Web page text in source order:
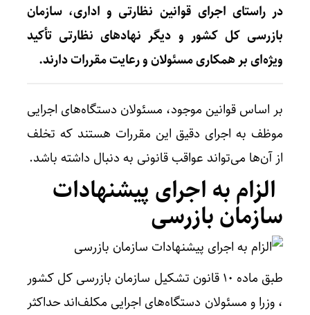
در راستای اجرای قوانین نظارتی و اداری، سازمان
بازرسی کل کشور و دیگر نهادهای نظارتی تأکید
ویژه‌ای بر همکاری مسئولان و رعایت مقررات دارند.
بر اساس قوانین موجود، مسئولان دستگاه‌های اجرایی
موظف به اجرای دقیق این مقررات هستند که تخلف
از آن‌ها می‌تواند عواقب قانونی به دنبال داشته باشد.
الزام به اجرای پیشنهادات
سازمان بازرسی
طبق ماده ۱۰ قانون تشکیل سازمان بازرسی کل کشور
، وزرا و مسئولان دستگاه‌های اجرایی مکلف‌اند حداکثر